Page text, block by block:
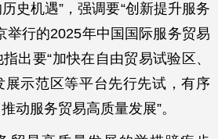
史机遇”，强调要“创新提升服务
举行的2025年中国国际服务贸易
出要“加快在自由贸易试验区、
展示范区等平台先行先试，有序
动服务贸易高质量发展”。